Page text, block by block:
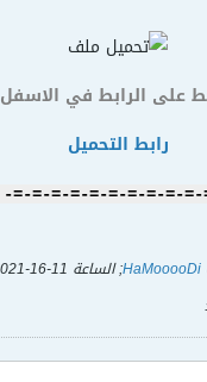
على الرابط في الاسفل
رابط التحميل
=-=-=-=-=-=-=-=-=-=-
HaMooooDi; الساعة 11-16-2021, 10:55 PM